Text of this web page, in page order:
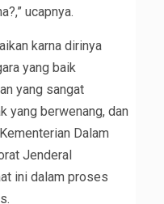
ucapnya.
karna dirinya
yang baik
yang sangat
yang berwenang, dan
Dalam
Jenderal
ini dalam proses